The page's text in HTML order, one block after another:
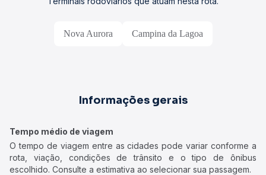
Nova Aurora Campina da Lagoa
Informações gerais
Tempo médio de viagem
O tempo de viagem entre as cidades pode variar conforme a
rota, viação, condições de trânsito e o tipo de ônibus
escolhido. Consulte a estimativa ao selecionar sua passagem.